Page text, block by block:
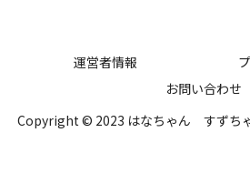
運営者情報
お問い合わせ
Copyright © 2023 はなちゃん すずち